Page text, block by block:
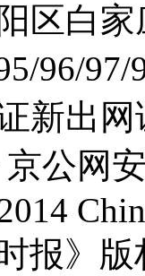
区白
96/
新出
京公网
报》